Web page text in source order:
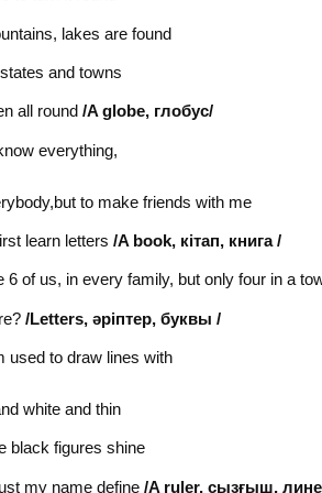
lakes are found
and towns
all round/A globe, глобус/
everything,
to make friends with me
learn letters/A book, кітап, книга /
6 of us, in every family, but only four in a
/Letters, әріптер, буквы /
used to draw lines with
white and thin
black figures shine
my name define/A ruler, сызғыш,